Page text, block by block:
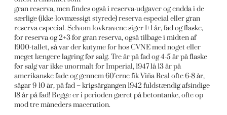
gran reserva, men findes også i reserva-udgaver og endda i de
særlige (ikke-lovmæssigt styrede) reserva especial eller gran
reserva especial. Selvom lovkravene siger 1+1 år, fad og flaske,
for reserva og 2+3 for gran reserva, også tilbage i midten af
1900-tallet, så var der kutyme for hos CVNE med noget eller
meget længere lagring før salg. Tre år på fad og 4-5 år på flaske
før salg var ikke unormalt for Imperial, 1947 lå 13 år på
amerikanske fade og gennem 60’erne fik Viña Real ofte 6-8 år,
sågar 9-10 år, på fad – krigsårgangen 1942 fuldstændig afsindige
18 år på fad! Begge er i perioden gæret på betontanke, ofte op
mod tre måneders maceration.